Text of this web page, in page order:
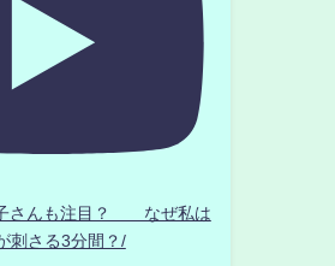
さんも注目？ なぜ私は
刺さる3分間？/